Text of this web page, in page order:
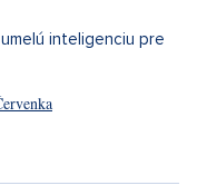
inteligenciu pre